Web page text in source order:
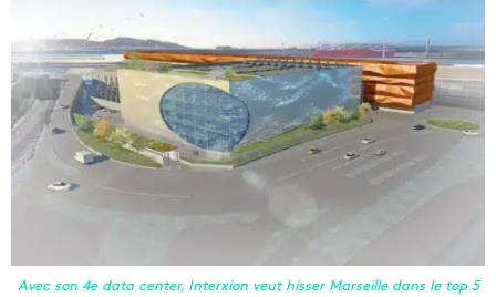
Avec son 4e data center, Interxion veut hisser Marseille dans le top 5